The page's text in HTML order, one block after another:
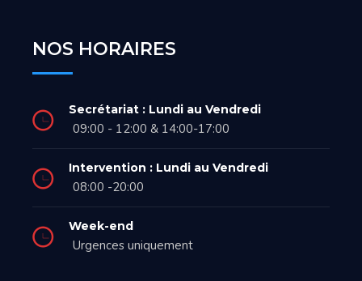
NOS HORAIRES
Secrétariat : Lundi au Vendredi
09:00 - 12:00 & 14:00-17:00
Intervention : Lundi au Vendredi
08:00 -20:00
Week-end
Urgences uniquement